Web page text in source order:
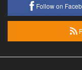
Follow on